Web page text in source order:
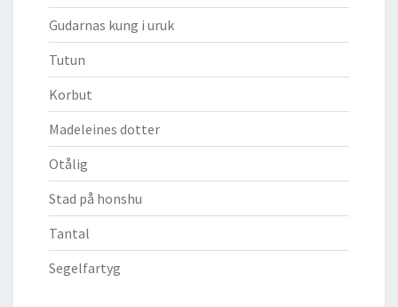
Gudarnas kung i uruk
Tutun
Korbut
Madeleines dotter
Otålig
Stad på honshu
Tantal
Segelfartyg